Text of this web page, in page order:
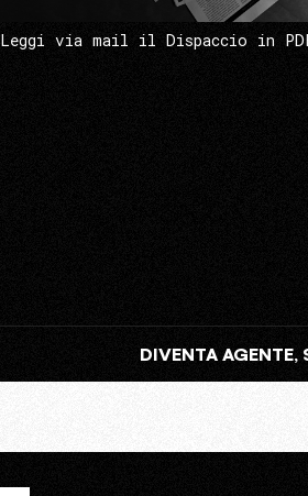
Leggi via mail il Dispaccio in
DIVENTA AGENTE,